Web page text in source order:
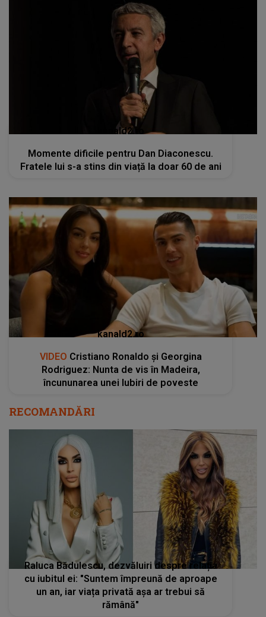
kanald2.ro
Momente dificile pentru Dan Diaconescu.
Fratele lui s-a stins din viață la doar 60 de ani
kanald2.ro
VIDEO Cristiano Ronaldo și Georgina
Rodriguez: Nunta de vis în Madeira,
încununarea unei Iubiri de poveste
RECOMANDĂRI
Raluca Bădulescu, dezvăluiri despre relația
cu iubitul ei: "Suntem împreună de aproape
un an, iar viața privată așa ar trebui să
rămână"